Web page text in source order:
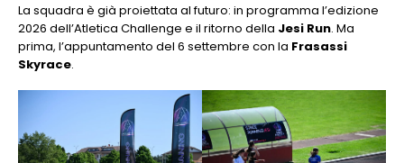
La squadra è già proiettata al futuro: in programma l’edizione
2026 dell’Atletica Challenge e il ritorno della Jesi Run. Ma
prima, l’appuntamento del 6 settembre con la Frasassi
Skyrace.